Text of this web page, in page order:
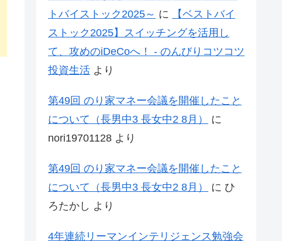
トバイストック2025～ に
【ベストバイ
ストック2025】スイッチングを活用し
て、攻めのiDeCoへ！ - のんびりコツコツ
投資生活 より
第49回 のり家マネー会議を開催したこと
について（長男中3 長女中2 8月）
に
nori19701128 より
第49回 のり家マネー会議を開催したこと
について（長男中3 長女中2 8月）
に ひ
ろたかし より
4年連続リーマンインテリジェンス勉強会